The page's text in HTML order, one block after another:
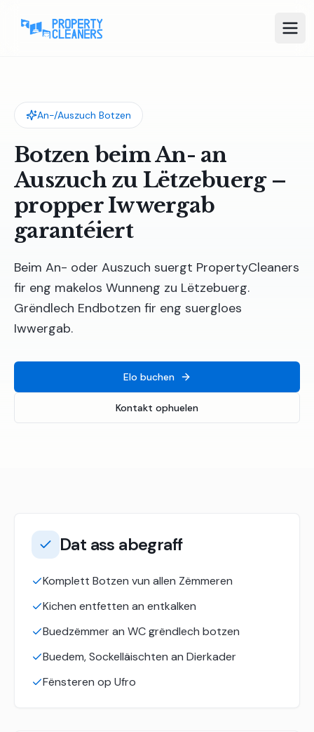
An-/Auszuch Botzen
Botzen beim An- an
Auszuch zu Lëtzebuerg –
propper Iwwergab
garantéiert
Beim An- oder Auszuch suergt PropertyCleaners
fir eng makelos Wunneng zu Lëtzebuerg.
Grëndlech Endbotzen fir eng suergloes
Iwwergab.
Elo buchen
Kontakt ophuelen
Dat ass abegraff
Komplett Botzen vun allen Zëmmeren
Kichen entfetten an entkalken
Buedzëmmer an WC grëndlech botzen
Buedem, Sockelläischten an Dierkader
Fënsteren op Ufro